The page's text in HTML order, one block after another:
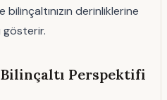
bilinçaltınızın derinliklerine
gösterir.
Perspektifi